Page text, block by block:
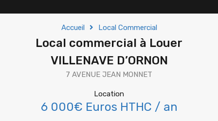
Accueil Local Commercial
Local commercial à Louer
VILLENAVE D’ORNON
7 AVENUE JEAN MONNET
Location
6 000€ Euros HTHC / an